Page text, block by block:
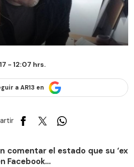
- 12:07 hrs.
a AR13 en
comentar el estado que su ‘ex
Facebook...